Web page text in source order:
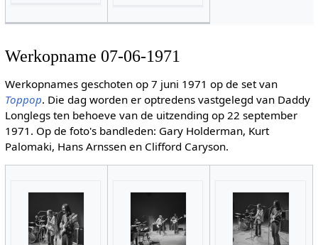
Werkopname 07-06-1971
Werkopnames geschoten op 7 juni 1971 op de set van
Toppop. Die dag worden er optredens vastgelegd van Daddy
Longlegs ten behoeve van de uitzending op 22 september
1971. Op de foto's bandleden: Gary Holderman, Kurt
Palomaki, Hans Arnssen en Clifford Caryson.